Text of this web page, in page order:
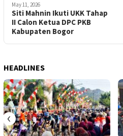
May 11, 2026
Siti Mahnin Ikuti UKK Tahap
II Calon Ketua DPC PKB
Kabupaten Bogor
HEADLINES
‹